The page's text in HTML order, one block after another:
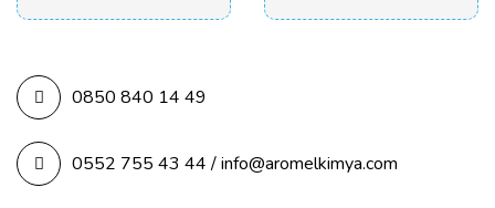
0850 840 14 49
0552 755 43 44 / info@aromelkimya.com